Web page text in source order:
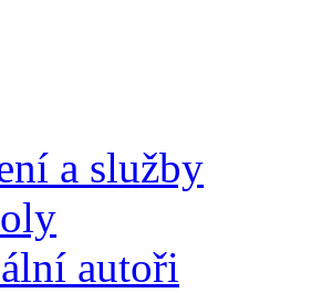
a služby
autoři